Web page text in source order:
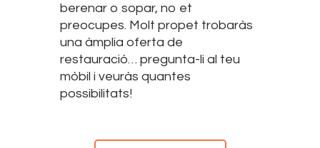
berenar o sopar, no et
preocupes. Molt propet trobaràs
una àmplia oferta de
restauració… pregunta-li al teu
mòbil i veuràs quantes
possibilitats!